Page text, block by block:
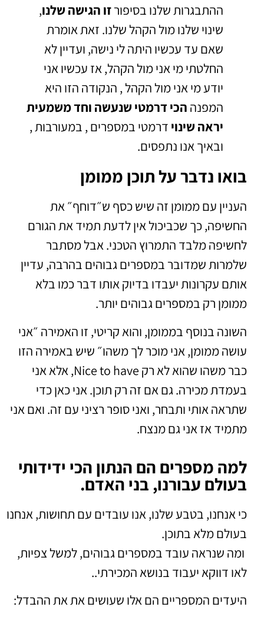
ההתבגרות שלנו בסיפורזו הגישה שלנו,
שינוי שלנו מול הקהל שלנו. זאת אומרת
שאם עד עכשיו היתה לי נישה, ועדיין לא
החלטתי מי אני מול הקהל, אז עכשיו אני
יודע מי אני מול הקהל , הנקודה הזו היא
המפנה הכי דרמטי שנעשה וחד משמעית
יראה שינוי דרמטי במספרים , במעורבות ,
ובאיך אנו נתפסים.
בואו נדבר על תוכן ממומן
העניין עם ממומן זה שיש כסף ש״דוחף״ את
החשיפה, כך שכביכול אין לדעת תמיד את הגורם
לחשיפה מלבד התמרוץ הטכני. אבל מסתבר
שלמרות שמדובר במספרים גבוהים בהרבה, עדיין
אותם עקרונות יעבדו בדיוק אותו דבר כמו בלא
ממומן רק במספרים גבוהים יותר.
השונה בנוסף בממומן, והוא קריטי, זו האמירה ״אני
עושה ממומן, אני מוכר לך משהו״ שיש באמירה הזו
כבר משהו שהוא לא רק Nice to have, אלא אני
בעמדת מכירה. גם אם זה רק תוכן. אני כאן כדי
שתראה אותי ותבחר, ואני סופר רציני עם זה. ואם אני
מתמיד אז אני גם מנצח.
למה מספרים הם הנתון הכי ידידותי
בעולם עבורנו, בני האדם.
כי אנחנו, בטבע שלנו, אנו עובדים עם תחושות, אנחנו
בעולם מלא בתוכן.
ומה שנראה עובד במספרים גבוהים, למשל צפיות,
לאו דווקא יעבוד בנושא המכירתי..
היעדים המספריים הם אלו שעושים את את ההבדל: